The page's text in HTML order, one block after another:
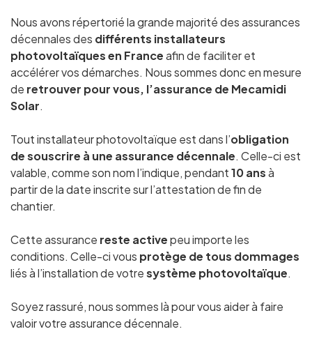
Nous avons répertorié la grande majorité des assurances
décennales des différents installateurs
photovoltaïques en Franceafin de faciliter et
accélérer vos démarches. Nous sommes donc en mesure
de retrouver pour vous, l’assurance de Mecamidi
Solar.
Tout installateur photovoltaïque est dans l’obligation
de souscrire à une assurance décennale. Celle-ci est
valable, comme son nom l’indique, pendant10 ansà
partir de la date inscrite sur l’attestation de fin de
chantier.
Cette assurance reste activepeu importe les
conditions. Celle-ci vous protège de tous dommages
liés à l’installation de votresystème photovoltaïque.
Soyez rassuré, nous sommes là pour vous aider à faire
valoir votre assurance décennale.